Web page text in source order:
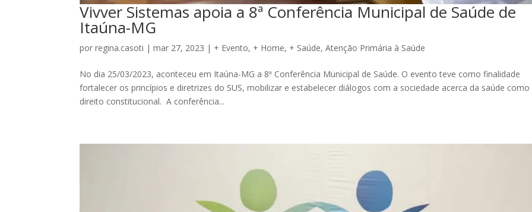
Vivver Sistemas apoia a 8ª Conferência Municipal de Saúde de
Itaúna-MG
porregina.casoti |mar 27, 2023 | + Evento, + Home, + Saúde,Atenção Primária à Saúde
No dia 25/03/2023, aconteceu em Itaúna-MG a 8ª Conferência Municipal de Saúde. O evento teve como finalidade
fortalecer os princípios e diretrizes do SUS, mobilizar e estabelecer diálogos com a sociedade acerca da saúde
direito constitucional. A conferência...